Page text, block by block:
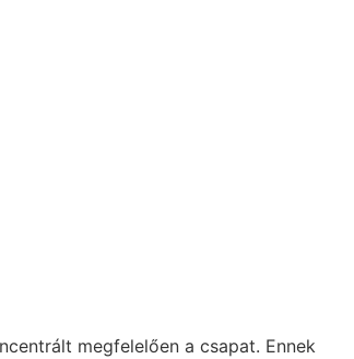
megfelelően a csapat. Ennek